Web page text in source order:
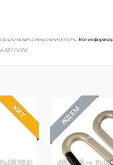
на момент покупки и оплаты. Вся
437 ГК РФ.
ХИТ ЖДЁМ